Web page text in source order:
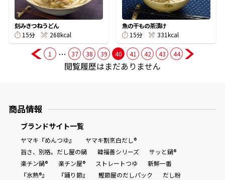
氷熟®︎
だしパック
刻みきつねうどん
15分
268kcal
魚の干もの茶漬け
15分
331kcal
1 … 37 38 39 40 41 42 43 44
閲覧履歴はまだありません
商品情報
ブランドサイト一覧
ヤマキ『めんつゆ』
ヤマキ割烹白だし®
旨さ、別格。だし屋の鍋
韓福善シリーズ
サッと鍋®
楽チン鍋®
楽チン屋® ストレートつゆ
新鮮一番
『氷熟®』
『踊り節』 鰹節屋のだしパック だし粉